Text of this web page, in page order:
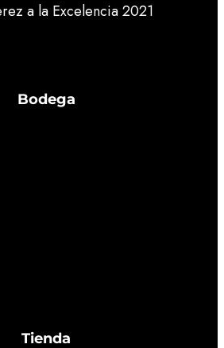
a la Excelencia 2021
Bodega
Tienda